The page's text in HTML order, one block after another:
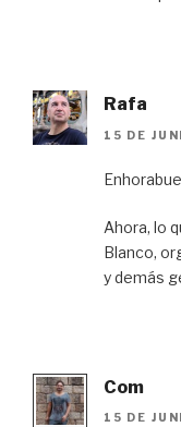
Rafa
15 DE
Ahora, lo
Blanco,
y demás
Com
15 DE